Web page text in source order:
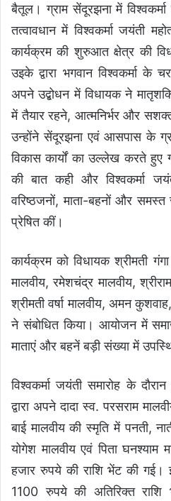
बैतूल। ग्राम सेंदूरझना में
तत्वावधान में विश्वकर्मा जयंती
कार्यक्रम की शुरुआत क्षेत्र की
उइके द्वारा भगवान विश्वकर्मा
अपने उद्बोधन में विधायक ने
में तैयार रहने, आत्मनिर्भर और
उन्होंने सेंदूरझना एवं आसपास के
विकास कार्यों का उल्लेख करते हुए
की बात कही और विश्वकर्मा
वरिष्ठजनों, माता-बहनों और
प्रेषित कीं।
कार्यक्रम को विधायक श्रीमती
मालवीय, रमेशचंद्र मालवीय,
श्रीमती वर्षा मालवीय, अमन
ने संबोधित किया। आयोजन में
माताएं और बहनें बड़ी संख्या में
विश्वकर्मा जयंती समारोह के
द्वारा अपने दादा स्व. परसराम
बाई मालवीय की स्मृति में पनती,
योगेश मालवीय एवं पिता
हजार रुपये की राशि भेंट की गई।
1100 रुपये की अतिरिक्त